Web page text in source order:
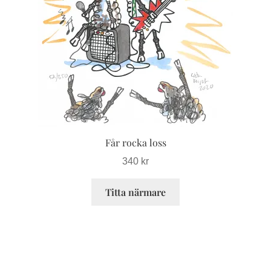
Får rocka loss
340 kr
Titta närmare
De
olika
alternativen
kan
väljas
på
produktsidan